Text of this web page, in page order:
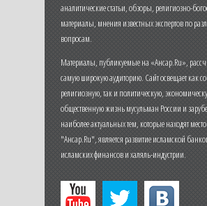
аналитические статьи, обзоры, религиозно-
материалы, мнения известных экспертов по
вопросам.
Материалы, публикуемые на «Ансар.Ru»,
самую широкую аудиторию. Сайт освещает как
религиозную, так и политическую,
общественную жизнь мусульман России и
наиболее актуальных тем, которые находят
"Ансар.Ru", является развитие исламской
исламских финансов и халяль-индустрии.